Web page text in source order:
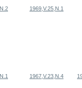
1969,V.25,N.1
1967,V.23,N.4